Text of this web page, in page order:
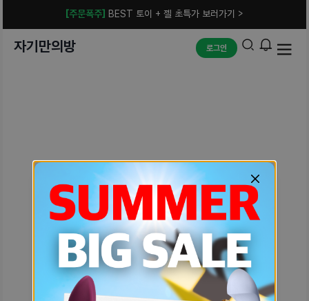
[주문폭주] BEST 토이 + 젤 초특가 보러가기 >
자기만의방 로그인
예상치 못한 에러입니다.